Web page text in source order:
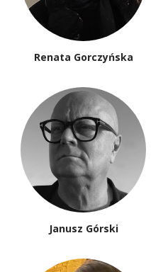
Renata Gorczyńska
Janusz Górski